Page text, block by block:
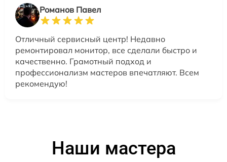
Романов Павел
Отличный сервисный центр! Недавно
ремонтировал монитор, все сделали быстро и
качественно. Грамотный подход и
профессионализм мастеров впечатляют. Всем
рекомендую!
Наши мастера